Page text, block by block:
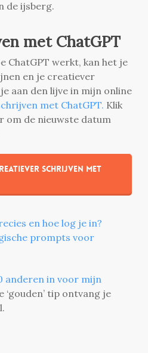
de ijsberg.
met ChatGPT
ChatGPT werkt, kan het je
en je creatiever
aan den lijve in mijn online
met ChatGPT. Klik
om de nieuwste datum
schrijven met
en hoe log je in?
prompts voor
anderen in voor mijn
‘gouden’ tip ontvang je